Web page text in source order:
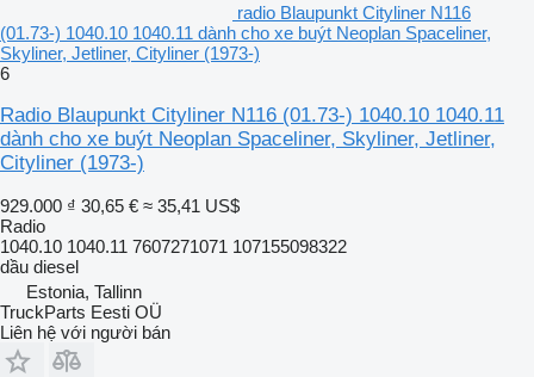
radio Blaupunkt Cityliner N116
(01.73-) 1040.10 1040.11 dành cho xe buýt Neoplan Spaceliner,
Skyliner, Jetliner, Cityliner (1973-)
6
Radio Blaupunkt Cityliner N116 (01.73-) 1040.10 1040.11
dành cho xe buýt Neoplan Spaceliner, Skyliner, Jetliner,
Cityliner (1973-)
929.000 ₫ 30,65 € ≈ 35,41 US$
Radio
1040.10 1040.11 7607271071 107155098322
dầu diesel
Estonia, Tallinn
TruckParts Eesti OÜ
Liên hệ với người bán